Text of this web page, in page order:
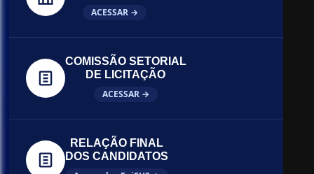
ACESSAR →
COMISSÃO SETORIAL
DE LICITAÇÃO
ACESSAR →
RELAÇÃO FINAL
DOS CANDIDATOS